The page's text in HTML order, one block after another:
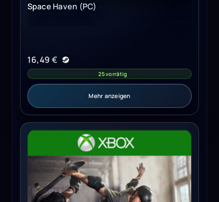
Space Haven (PC)
16,49 €
25 vorrätig
Mehr anzeigen
Tony Hawk's™ Pro Skater™ 1 + 2 (Xbox One) - Xbox Live